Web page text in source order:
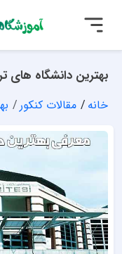
بهترین دانشگاه های
خانه مقالات کنکور